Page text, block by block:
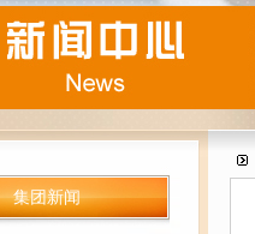
集团新闻